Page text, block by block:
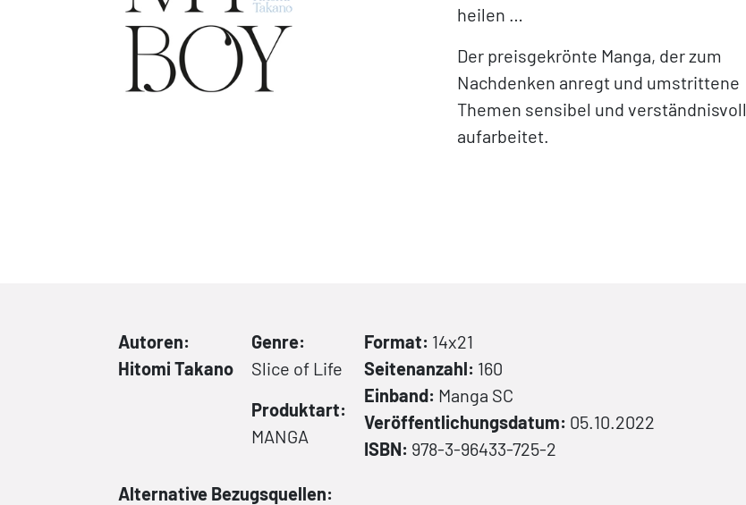
heilen …
Der preisgekrönte Manga, der zum
Nachdenken anregt und umstrittene
Themen sensibel und verständnisvoll
aufarbeitet.
Autoren:
Hitomi Takano
Genre:
Slice of Life
Produktart:
MANGA
Format: 14x21
Seitenanzahl: 160
Einband: Manga SC
Veröffentlichungsdatum: 05.10.2022
ISBN: 978-3-96433-725-2
Alternative Bezugsquellen: